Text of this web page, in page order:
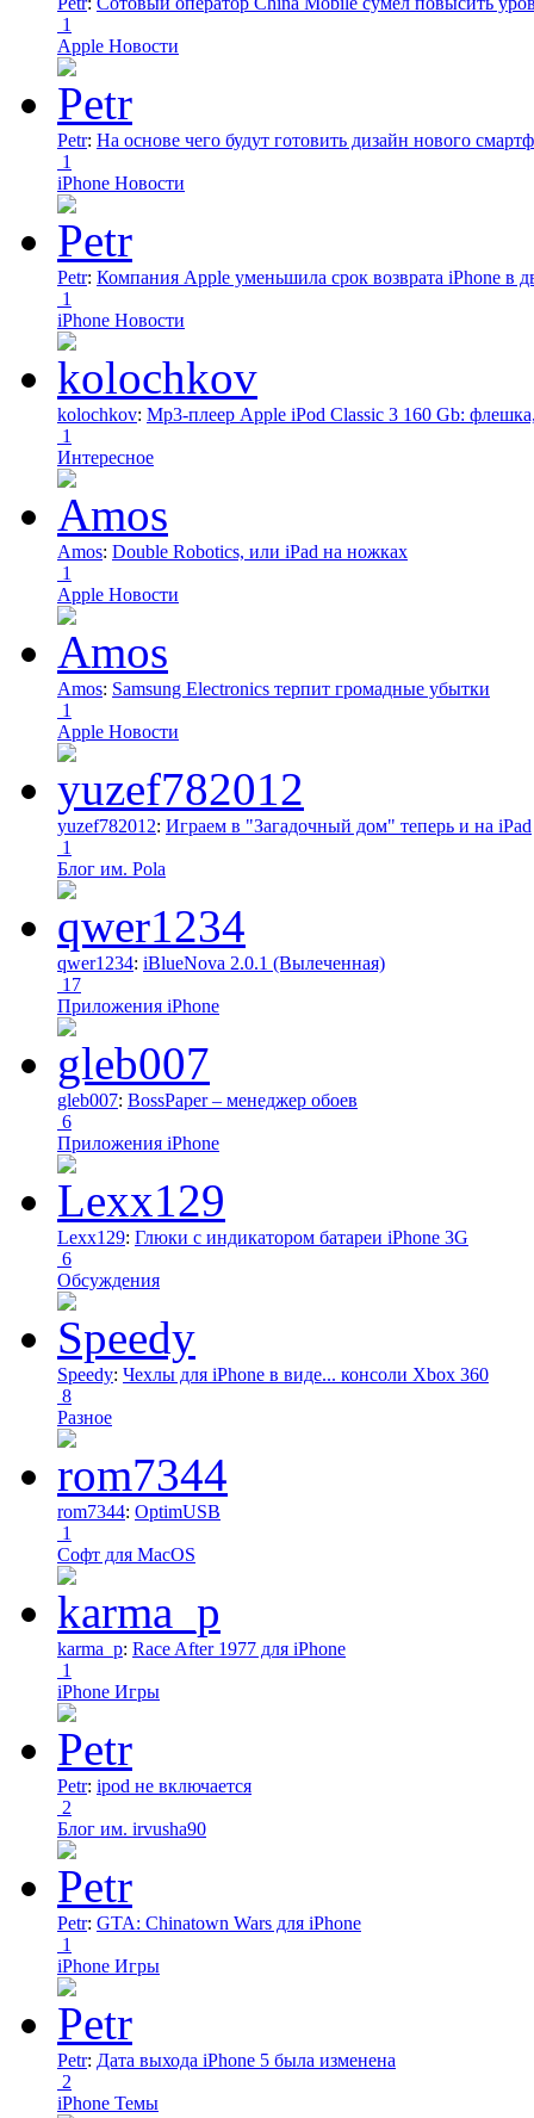
1
Apple Новости
Petr: На основе чего будут готовить дизайн нового
1
iPhone Новости
Petr: Компания Apple уменьшила срок возврата iPhone в
1
iPhone Новости
kolochkov: Mp3-плеер Apple iPod Classic 3 160 Gb:
1
Интересное
Amos: Double Robotics, или iPad на ножках
1
Apple Новости
Amos: Samsung Electronics терпит громадные убытки
1
Apple Новости
yuzef782012: Играем в "Загадочный дом" теперь и на iPad
1
Блог им. Pola
qwer1234: iBlueNova 2.0.1 (Вылеченная)
17
Приложения iPhone
gleb007: BossPaper – менеджер обоев
6
Приложения iPhone
Lexx129: Глюки с индикатором батареи iPhone 3G
6
Обсуждения
Speedy: Чехлы для iPhone в виде... консоли Xbox 360
8
Разное
rom7344: OptimUSB
1
Софт для MacOS
karma_p: Race After 1977 для iPhone
1
iPhone Игры
Petr: ipod не включается
2
Блог им. irvusha90
Petr: GTA: Chinatown Wars для iPhone
1
iPhone Игры
Petr: Дата выхода iPhone 5 была изменена
2
iPhone Темы